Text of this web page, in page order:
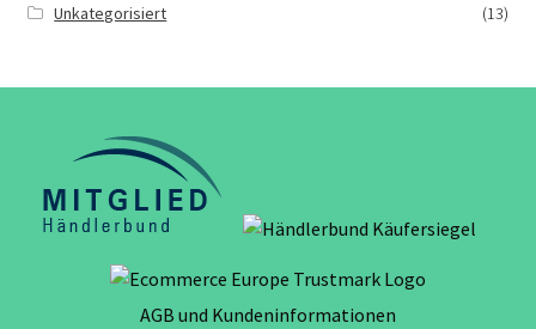
Unkategorisiert
(13)
AGB und Kundeninformationen